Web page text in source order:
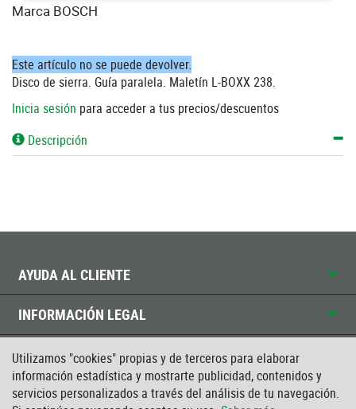
Utilizamos "cookies" propias y de terceros para elaborar
información estadística y mostrarte publicidad, contenidos y
servicios personalizados a través del análisis de tu navegación.
Marca BOSCH
Este artículo no se puede devolver.
Disco de sierra. Guía paralela. Maletín L-BOXX 238.
Inicia sesión para acceder a tus precios/descuentos
Descripción
AYUDA AL CLIENTE
INFORMACIÓN LEGAL
CONTACTO
CERTIFICADO ISO